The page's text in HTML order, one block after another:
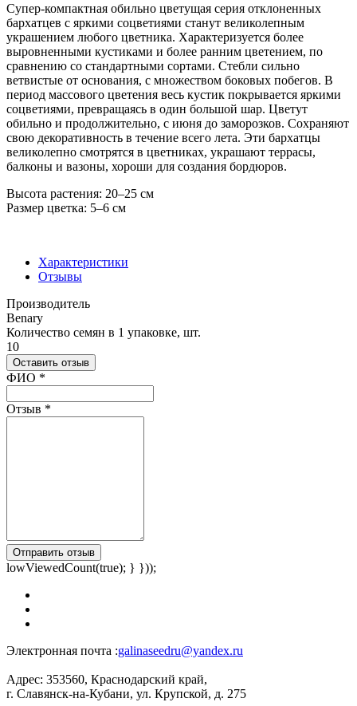
Супер-компактная обильно цветущая серия отклоненных
бархатцев с яркими соцветиями станут великолепным
украшением любого цветника. Характеризуется более
выровненными кустиками и более ранним цветением, по
сравнению со стандартными сортами. Стебли сильно
ветвистые от основания, с множеством боковых побегов. В
период массового цветения весь кустик покрывается яркими
соцветиями, превращаясь в один большой шар. Цветут
обильно и продолжительно, с июня до заморозков. Сохраняют
свою декоративность в течение всего лета. Эти бархатцы
великолепно смотрятся в цветниках, украшают террасы,
балконы и вазоны, хороши для создания бордюров.
Высота растения: 20–25 см
Размер цветка: 5–6 см
Характеристики
Отзывы
Производитель
Benary
Количество семян в 1 упаковке, шт.
10
Оставить отзыв
Ваш отзыв был отправлен!
ФИО *
Отзыв *
Отправить отзыв
lowViewedCount(true); } }));
Электронная почта :galinaseedru@yandex.ru
Адрес: 353560, Краснодарский край,
г. Славянск-на-Кубани, ул. Крупской, д. 275